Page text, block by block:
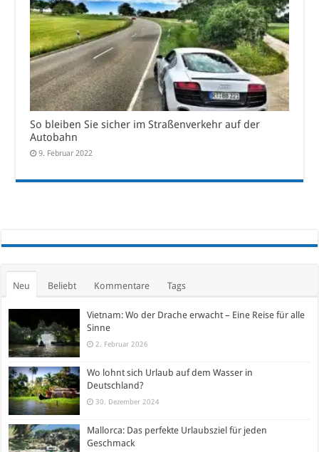
So bleiben Sie sicher im Straßenverkehr auf der
Autobahn
9. Februar 2022
Neu Beliebt Kommentare Tags
Vietnam: Wo der Drache erwacht – Eine Reise für alle
Sinne
2. Februar 2026
Wo lohnt sich Urlaub auf dem Wasser in
Deutschland?
30. Dezember 2024
Mallorca: Das perfekte Urlaubsziel für jeden
Geschmack